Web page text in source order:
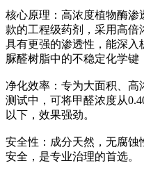
核心原理：高浓度植物酶渗
款的工程级药剂，采用高倍
具有更强的渗透性，能深
脲醛树脂中的不稳定化学键
净化效率：专为大面积、高
测试中，可将甲醛浓度从
以下，效果强劲。
安全性：成分天然，无腐
安全，是专业治理的首选。